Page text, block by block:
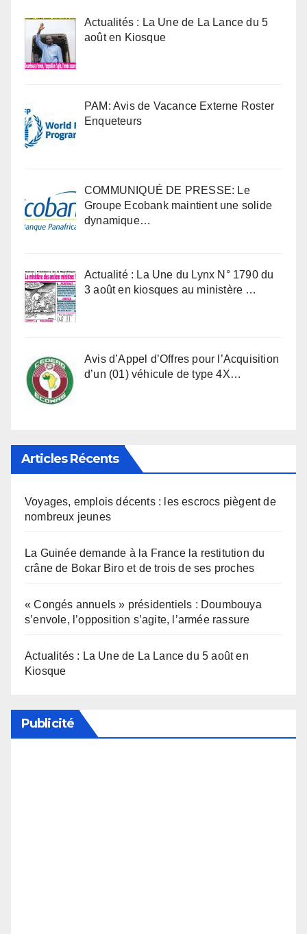
Actualités : La Une de La Lance du 5
août en Kiosque
PAM: Avis de Vacance Externe Roster
Enqueteurs
COMMUNIQUÉ DE PRESSE: Le
Groupe Ecobank maintient une solide
dynamique…
Actualité : La Une du Lynx N° 1790 du
3 août en kiosques au ministère …
Avis d’Appel d’Offres pour l’Acquisition
d’un (01) véhicule de type 4X…
Articles Récents
Voyages, emplois décents : les escrocs piègent de
nombreux jeunes
La Guinée demande à la France la restitution du
crâne de Bokar Biro et de trois de ses proches
« Congés annuels » présidentiels : Doumbouya
s’envole, l’opposition s’agite, l’armée rassure
Actualités : La Une de La Lance du 5 août en
Kiosque
Publicité